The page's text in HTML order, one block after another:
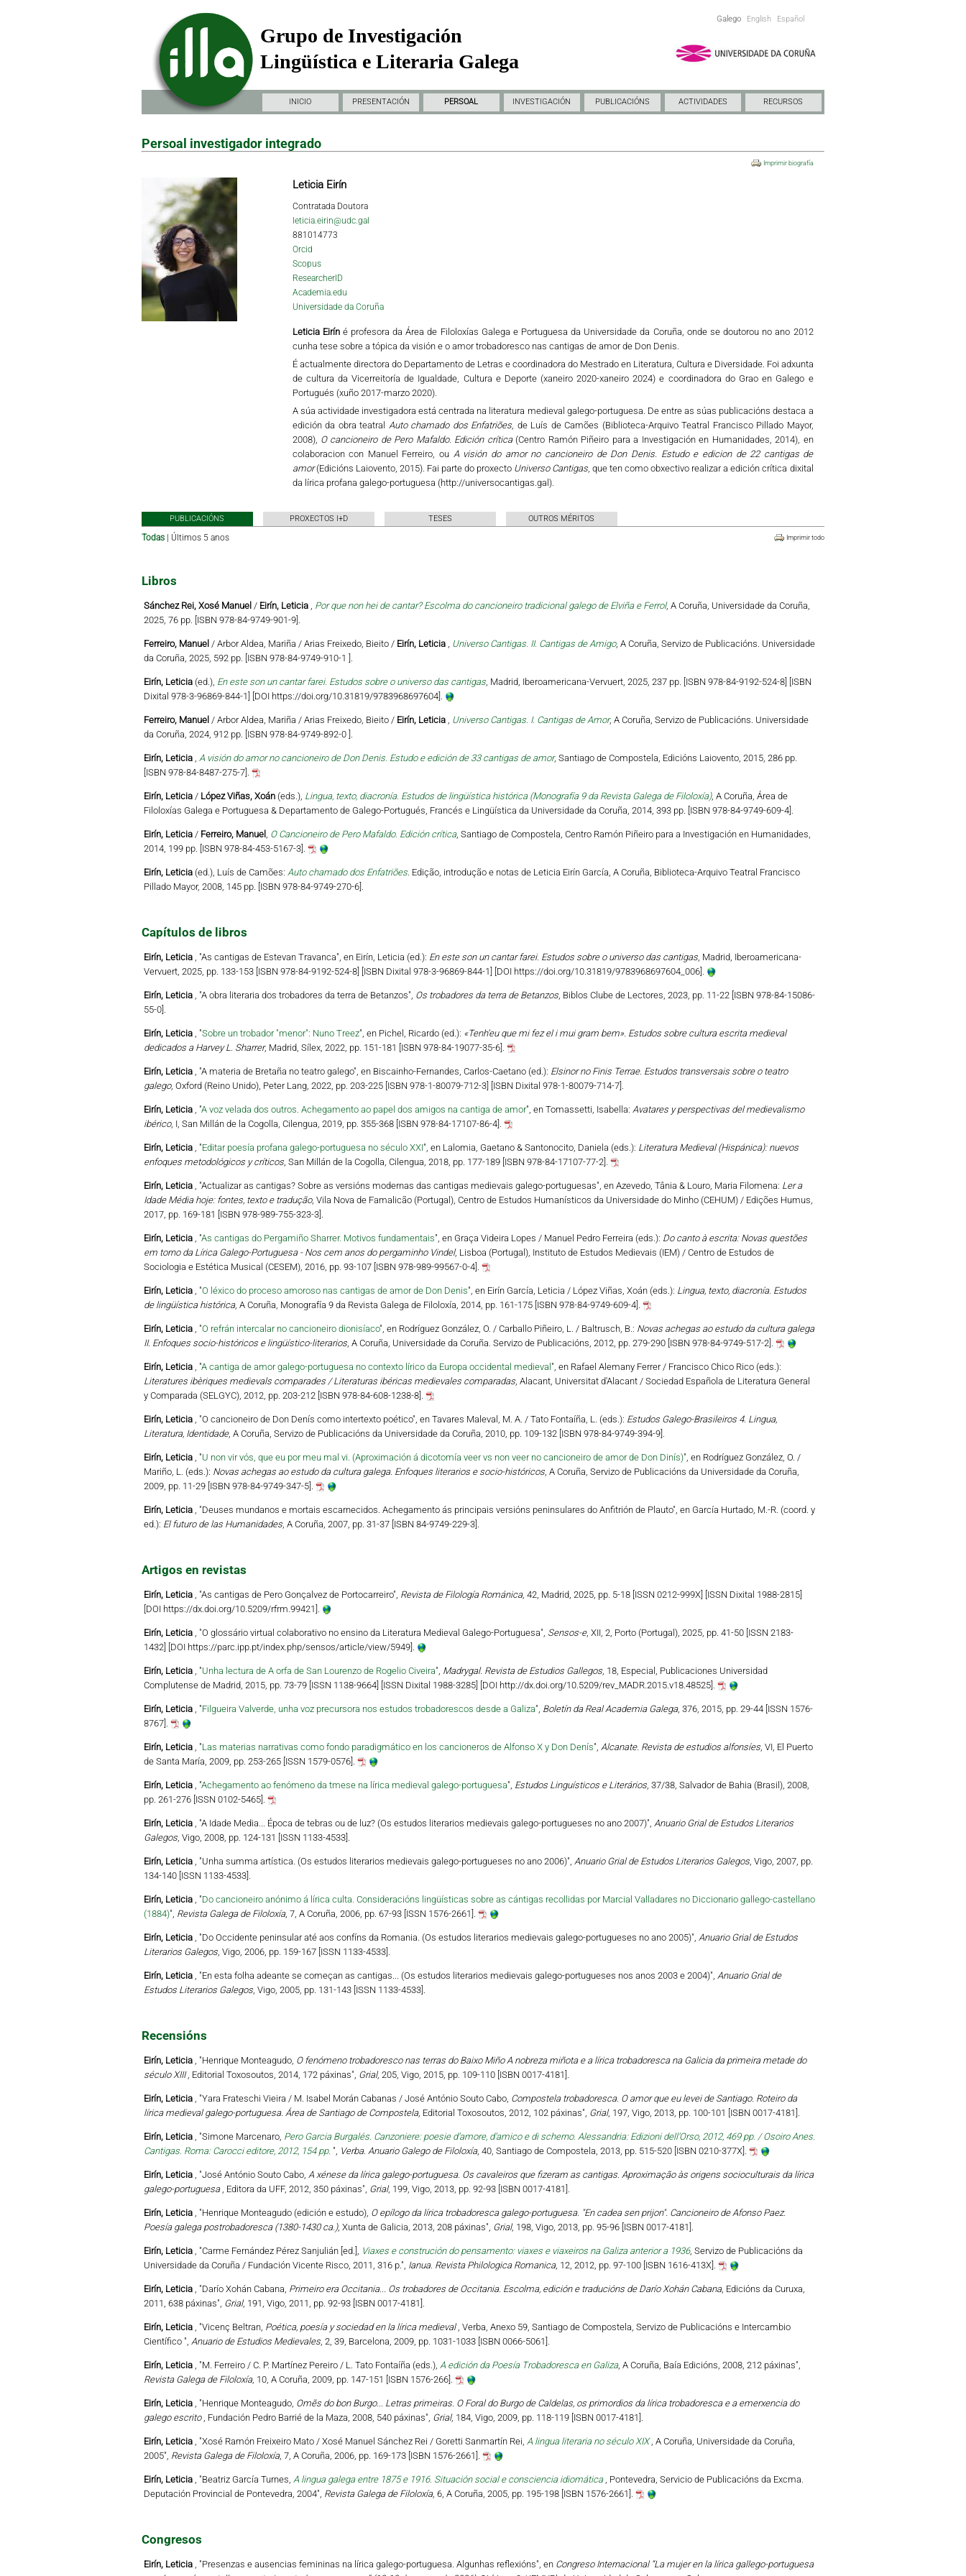
Galego English Español
Grupo de Investigación
Lingüística e Literaria Galega
INICIO PRESENTACIÓN PERSOAL INVESTIGACIÓN PUBLICACIÓNS ACTIVIDADES RECURSOS
Persoal investigador integrado
Leticia Eirín
Imprimir biografía
Contratada Doutora
leticia.eirin@udc.gal
881014773
Orcid
Scopus
ResearcherID
Academia.edu
Universidade da Coruña
Leticia Eirín é profesora da Área de Filoloxías Galega e Portuguesa da Universidade da Coruña, onde se doutorou no ano 2012
cunha tese sobre a tópica da visión e o amor trobadoresco nas cantigas de amor de Don Denis.
É actualmente directora do Departamento de Letras e coordinadora do Mestrado en Literatura, Cultura e Diversidade. Foi adxunta
de cultura da Vicerreitoría de Igualdade, Cultura e Deporte (xaneiro 2020-xaneiro 2024) e coordinadora do Grao en Galego e
Portugués (xuño 2017-marzo 2020).
A súa actividade investigadora está centrada na literatura medieval galego-portuguesa. De entre as súas publicacións destaca a
edición da obra teatral Auto chamado dos Enfatriões, de Luís de Camões (Biblioteca-Arquivo Teatral Francisco Pillado Mayor,
2008), O cancioneiro de Pero Mafaldo. Edición crítica(Centro Ramón Piñeiro para a Investigación en Humanidades, 2014), en
colaboracion con Manuel Ferreiro, ou A visión do amor no cancioneiro de Don Denis. Estudo e edicion de 22 cantigas de
amor(Edicións Laiovento, 2015). Fai parte do proxecto Universo Cantigas, que ten como obxectivo realizar a edición crítica dixital
da lírica profana galego-portuguesa (http://universocantigas.gal).
PUBLICACIÓNS PROXECTOS I+D TESES OUTROS MÉRITOS
Imprimir todo
Todas Últimos 5 anos
Libros
Sánchez Rei, Xosé Manuel / Eirín, Leticia , Por que non hei de cantar? Escolma do cancioneiro tradicional galego de Elviña e Ferrol, A Coruña, Universidade da Coruña,
2025, 76 pp. [ISBN 978-84-9749-901-9].
Ferreiro, Manuel / Arbor Aldea, Mariña / Arias Freixedo, Bieito / Eirín, Leticia , Universo Cantigas. II. Cantigas de Amigo, A Coruña, Servizo de Publicacións. Universidade
da Coruña, 2025, 592 pp. [ISBN 978-84-9749-910-1 ].
Eirín, Leticia (ed.), En este son un cantar farei. Estudos sobre o universo das cantigas, Madrid, Iberoamericana-Vervuert, 2025, 237 pp. [ISBN 978-84-9192-524-8] [ISBN
Dixital 978-3-96869-844-1] [DOI https://doi.org/10.31819/9783968697604].
Ferreiro, Manuel / Arbor Aldea, Mariña / Arias Freixedo, Bieito / Eirín, Leticia , Universo Cantigas. I. Cantigas de Amor, A Coruña, Servizo de Publicacións. Universidade
da Coruña, 2024, 912 pp. [ISBN 978-84-9749-892-0 ].
Eirín, Leticia , A visión do amor no cancioneiro de Don Denis. Estudo e edición de 33 cantigas de amor, Santiago de Compostela, Edicións Laiovento, 2015, 286 pp.
[ISBN 978-84-8487-275-7].
Eirín, Leticia / López Viñas, Xoán(eds.), Lingua, texto, diacronía. Estudos de lingüística histórica (Monografía 9 da Revista Galega de Filoloxía), A Coruña, Área de
Filoloxías Galega e Portuguesa & Departamento de Galego-Portugués, Francés e Lingüística da Universidade da Coruña, 2014, 393 pp. [ISBN 978-84-9749-609-4].
Eirín, Leticia / Ferreiro, Manuel , O Cancioneiro de Pero Mafaldo. Edición crítica, Santiago de Compostela, Centro Ramón Piñeiro para a Investigación en Humanidades,
2014, 199 pp. [ISBN 978-84-453-5167-3].
Eirín, Leticia (ed.), Luís de Camões: Auto chamado dos Enfatriões. Edição, introdução e notas de Leticia Eirín García, A Coruña, Biblioteca-Arquivo Teatral Francisco
Pillado Mayor, 2008, 145 pp. [ISBN 978-84-9749-270-6].
Capítulos de libros
Eirín, Leticia , "As cantigas de Estevan Travanca", en Eirín, Leticia (ed.): En este son un cantar farei. Estudos sobre o universo das cantigas, Madrid, Iberoamericana-
Vervuert, 2025, pp. 133-153 [ISBN 978-84-9192-524-8] [ISBN Dixital 978-3-96869-844-1] [DOI https://doi.org/10.31819/9783968697604_006].
Eirín, Leticia , "A obra literaria dos trobadores da terra de Betanzos", Os trobadores da terra de Betanzos, Biblos Clube de Lectores, 2023, pp. 11-22 [ISBN 978-84-15086-
55-0].
Eirín, Leticia , "Sobre un trobador "menor": Nuno Treez", en Pichel, Ricardo (ed.): «Tenh’eu que mi fez el i mui gram bem». Estudos sobre cultura escrita medieval
dedicados a Harvey L. Sharrer, Madrid, Sílex, 2022, pp. 151-181 [ISBN 978-84-19077-35-6].
Eirín, Leticia , "A materia de Bretaña no teatro galego", en Biscainho-Fernandes, Carlos-Caetano (ed.): Elsinor no Finis Terrae. Estudos transversais sobre o teatro
galego, Oxford (Reino Unido), Peter Lang, 2022, pp. 203-225 [ISBN 978-1-80079-712-3] [ISBN Dixital 978-1-80079-714-7].
Eirín, Leticia , "A voz velada dos outros. Achegamento ao papel dos amigos na cantiga de amor", en Tomassetti, Isabella: Avatares y perspectivas del medievalismo
ibérico, I, San Millán de la Cogolla, Cilengua, 2019, pp. 355-368 [ISBN 978-84-17107-86-4].
Eirín, Leticia , "Editar poesía profana galego-portuguesa no século XXI", en Lalomia, Gaetano & Santonocito, Daniela (eds.): Literatura Medieval (Hispánica): nuevos
enfoques metodológicos y críticos, San Millán de la Cogolla, Cilengua, 2018, pp. 177-189 [ISBN 978-84-17107-77-2].
Eirín, Leticia , "Actualizar as cantigas? Sobre as versións modernas das cantigas medievais galego-portuguesas", en Azevedo, Tânia & Louro, Maria Filomena: Ler a
Idade Média hoje: fontes, texto e tradução, Vila Nova de Famalicão (Portugal), Centro de Estudos Humanísticos da Universidade do Minho (CEHUM) / Edições Humus,
2017, pp. 169-181 [ISBN 978-989-755-323-3].
Eirín, Leticia , "As cantigas do Pergamiño Sharrer. Motivos fundamentais", en Graça Videira Lopes / Manuel Pedro Ferreira (eds.): Do canto à escrita: Novas questões
em torno da Lírica Galego-Portuguesa - Nos cem anos do pergaminho Vindel, Lisboa (Portugal), Instituto de Estudos Medievais (IEM) / Centro de Estudos de
Sociologia e Estética Musical (CESEM), 2016, pp. 93-107 [ISBN 978-989-99567-0-4].
Eirín, Leticia , "O léxico do proceso amoroso nas cantigas de amor de Don Denis", en Eirín García, Leticia / López Viñas, Xoán (eds.): Lingua, texto, diacronía. Estudos
de lingüística histórica, A Coruña, Monografía 9 da Revista Galega de Filoloxía, 2014, pp. 161-175 [ISBN 978-84-9749-609-4].
Eirín, Leticia , "O refrán intercalar no cancioneiro dionisíaco", en Rodríguez González, O. / Carballo Piñeiro, L. / Baltrusch, B.: Novas achegas ao estudo da cultura galega
II. Enfoques socio-históricos e lingüístico-literarios, A Coruña, Universidade da Coruña. Servizo de Publicacións, 2012, pp. 279-290 [ISBN 978-84-9749-517-2].
Eirín, Leticia , "A cantiga de amor galego-portuguesa no contexto lírico da Europa occidental medieval ", en Rafael Alemany Ferrer / Francisco Chico Rico (eds.):
Literatures ibèriques medievals comparades / Literaturas ibéricas medievales comparadas, Alacant, Universitat d'Alacant / Sociedad Española de Literatura General
y Comparada (SELGYC), 2012, pp. 203-212 [ISBN 978-84-608-1238-8].
Eirín, Leticia , "O cancioneiro de Don Denís como intertexto poético", en Tavares Maleval, M. A. / Tato Fontaíña, L. (eds.): Estudos Galego-Brasileiros 4. Lingua,
Literatura, Identidade, A Coruña, Servizo de Publicacións da Universidade da Coruña, 2010, pp. 109-132 [ISBN 978-84-9749-394-9].
Eirín, Leticia , "U non vir vós, que eu por meu mal vi. (Aproximación á dicotomía veer vs non veer no cancioneiro de amor de Don Dinís)", en Rodríguez González, O. /
Mariño, L. (eds.): Novas achegas ao estudo da cultura galega. Enfoques literarios e socio-históricos, A Coruña, Servizo de Publicacións da Universidade da Coruña,
2009, pp. 11-29 [ISBN 978-84-9749-347-5].
Eirín, Leticia , "Deuses mundanos e mortais escarnecidos. Achegamento ás principais versións peninsulares do Anfitrión de Plauto", en García Hurtado, M.-R. (coord. y
ed.): El futuro de las Humanidades, A Coruña, 2007, pp. 31-37 [ISBN 84-9749-229-3].
Artigos en revistas
Eirín, Leticia , "As cantigas de Pero Gonçalvez de Portocarreiro", Revista de Filología Románica, 42, Madrid, 2025, pp. 5-18 [ISSN 0212-999X] [ISSN Dixital 1988-2815]
[DOI https://dx.doi.org/10.5209/rfrm.99421].
Eirín, Leticia , "O glossário virtual colaborativo no ensino da Literatura Medieval Galego-Portuguesa", Sensos-e, XII, 2, Porto (Portugal), 2025, pp. 41-50 [ISSN 2183-
1432] [DOI https://parc.ipp.pt/index.php/sensos/article/view/5949].
Eirín, Leticia , "Unha lectura de A orfa de San Lourenzo de Rogelio Civeira", Madrygal. Revista de Estudios Gallegos, 18, Especial, Publicaciones Universidad
Complutense de Madrid, 2015, pp. 73-79 [ISSN 1138-9664] [ISSN Dixital 1988-3285] [DOI http://dx.doi.org/10.5209/rev_MADR.2015.v18.48525].
Eirín, Leticia , "Filgueira Valverde, unha voz precursora nos estudos trobadorescos desde a Galiza", Boletín da Real Academia Galega, 376, 2015, pp. 29-44 [ISSN 1576-
8767].
Eirín, Leticia , "Las materias narrativas como fondo paradigmático en los cancioneros de Alfonso X y Don Denís", Alcanate. Revista de estudios alfonsíes, VI, El Puerto
de Santa María, 2009, pp. 253-265 [ISSN 1579-0576].
Eirín, Leticia , "Achegamento ao fenómeno da tmese na lírica medieval galego-portuguesa", Estudos Linguísticos e Literários, 37/38, Salvador de Bahia (Brasil), 2008,
pp. 261-276 [ISSN 0102-5465].
Eirín, Leticia , "A Idade Media... Época de tebras ou de luz? (Os estudos literarios medievais galego-portugueses no ano 2007)", Anuario Grial de Estudos Literarios
Galegos, Vigo, 2008, pp. 124-131 [ISSN 1133-4533].
Eirín, Leticia , "Unha summa artística. (Os estudos literarios medievais galego-portugueses no ano 2006)", Anuario Grial de Estudos Literarios Galegos, Vigo, 2007, pp.
134-140 [ISSN 1133-4533].
Eirín, Leticia , "Do cancioneiro anónimo á lírica culta. Consideracións lingüísticas sobre as cántigas recollidas por Marcial Valladares no Diccionario gallego-castellano
(1884)", Revista Galega de Filoloxía, 7, A Coruña, 2006, pp. 67-93 [ISSN 1576-2661].
Eirín, Leticia , "Do Occidente peninsular até aos confíns da Romania. (Os estudos literarios medievais galego-portugueses no ano 2005)", Anuario Grial de Estudos
Literarios Galegos, Vigo, 2006, pp. 159-167 [ISSN 1133-4533].
Eirín, Leticia , "En esta folha adeante se começan as cantigas... (Os estudos literarios medievais galego-portugueses nos anos 2003 e 2004)", Anuario Grial de
Estudos Literarios Galegos, Vigo, 2005, pp. 131-143 [ISSN 1133-4533].
Recensións
Eirín, Leticia , "Henrique Monteagudo, O fenómeno trobadoresco nas terras do Baixo Miño A nobreza miñota e a lírica trobadoresca na Galicia da primeira metade do
século XIII, Editorial Toxosoutos, 2014, 172 páxinas", Grial, 205, Vigo, 2015, pp. 109-110 [ISBN 0017-4181].
Eirín, Leticia , "Yara Frateschi Vieira / M. Isabel Morán Cabanas / José António Souto Cabo, Compostela trobadoresca. O amor que eu levei de Santiago. Roteiro da
lírica medieval galego-portuguesa. Área de Santiago de Compostela, Editorial Toxosoutos, 2012, 102 páxinas", Grial, 197, Vigo, 2013, pp. 100-101 [ISBN 0017-4181].
Eirín, Leticia , "Simone Marcenaro, Pero Garcia Burgalés. Canzoniere: poesie d’amore, d’amico e di scherno. Alessandria: Edizioni dell’Orso, 2012, 469 pp. / Osoiro Anes.
Cantigas. Roma: Carocci editore, 2012, 154 pp. ", Verba. Anuario Galego de Filoloxía, 40, Santiago de Compostela, 2013, pp. 515-520 [ISBN 0210-377X].
Eirín, Leticia , "José António Souto Cabo, A xénese da lírica galego-portuguesa. Os cavaleiros que fizeram as cantigas. Aproximação às origens socioculturais da lírica
galego-portuguesa , Editora da UFF, 2012, 350 páxinas", Grial, 199, Vigo, 2013, pp. 92-93 [ISBN 0017-4181].
Eirín, Leticia , "Henrique Monteagudo (edición e estudo), O epílogo da lírica trobadoresca galego-portuguesa. "En cadea sen prijon". Cancioneiro de Afonso Paez.
Poesía galega postrobadoresca (1380-1430 ca.), Xunta de Galicia, 2013, 208 páxinas", Grial, 198, Vigo, 2013, pp. 95-96 [ISBN 0017-4181].
Eirín, Leticia , "Carme Fernández Pérez Sanjulián [ed.], Viaxes e construción do pensamento: viaxes e viaxeiros na Galiza anterior a 1936, Servizo de Publicacións da
Universidade da Coruña / Fundación Vicente Risco, 2011, 316 p.", Ianua. Revista Philologica Romanica, 12, 2012, pp. 97-100 [ISBN 1616-413X].
Eirín, Leticia , "Darío Xohán Cabana, Primeiro era Occitania... Os trobadores de Occitania. Escolma, edición e traducións de Darío Xohán Cabana, Edicións da Curuxa,
2011, 638 páxinas", Grial, 191, Vigo, 2011, pp. 92-93 [ISBN 0017-4181].
Eirín, Leticia , "Vicenç Beltran, Poética, poesía y sociedad en la lírica medieval, Verba, Anexo 59, Santiago de Compostela, Servizo de Publicacións e Intercambio
Científico ", Anuario de Estudios Medievales, 2, 39, Barcelona, 2009, pp. 1031-1033 [ISBN 0066-5061].
Eirín, Leticia , "M. Ferreiro / C. P. Martínez Pereiro / L. Tato Fontaíña (eds.), A edición da Poesía Trobadoresca en Galiza, A Coruña, Baía Edicións, 2008, 212 páxinas",
Revista Galega de Filoloxía, 10, A Coruña, 2009, pp. 147-151 [ISBN 1576-266].
Eirín, Leticia , "Henrique Monteagudo, Omẽs do bon Burgo... Letras primeiras. O Foral do Burgo de Caldelas, os primordios da lírica trobadoresca e a emerxencia do
galego escrito , Fundación Pedro Barrié de la Maza, 2008, 540 páxinas", Grial, 184, Vigo, 2009, pp. 118-119 [ISBN 0017-4181].
Eirín, Leticia , "Xosé Ramón Freixeiro Mato / Xosé Manuel Sánchez Rei / Goretti Sanmartín Rei, A lingua literaria no século XIX, A Coruña, Universidade da Coruña,
2005", Revista Galega de Filoloxía, 7, A Coruña, 2006, pp. 169-173 [ISBN 1576-2661].
Eirín, Leticia , "Beatriz García Turnes, A lingua galega entre 1875 e 1916. Situación social e consciencia idiomática , Pontevedra, Servicio de Publicacións da Excma.
Deputación Provincial de Pontevedra, 2004", Revista Galega de Filoloxía, 6, A Coruña, 2005, pp. 195-198 [ISBN 1576-2661].
Congresos
Eirín, Leticia , "Presenzas e ausencias femininas na lírica galego-portuguesa. Algunhas reflexións", en Congreso Internacional “La mujer en la lírica gallego-portuguesa